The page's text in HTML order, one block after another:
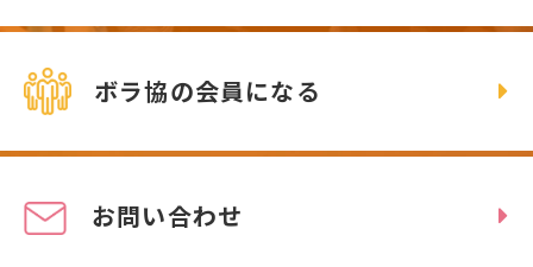
ボラ協の会員になる
お問い合わせ